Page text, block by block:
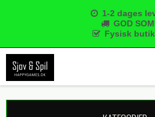
1-2 dages
GOD
Fysisk